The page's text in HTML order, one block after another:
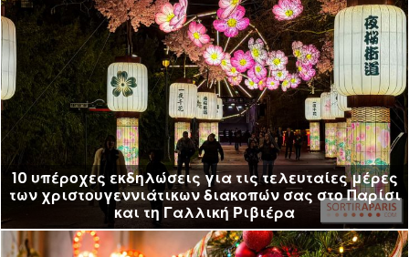
10 υπέροχες εκδηλώσεις για τις τελευταίες μέρες
των χριστουγεννιάτικων διακοπών σας στο Παρίσι
και τη Γαλλική Ριβιέρα